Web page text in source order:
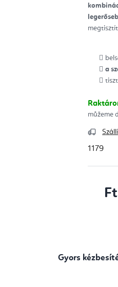
a
1179
Gyors